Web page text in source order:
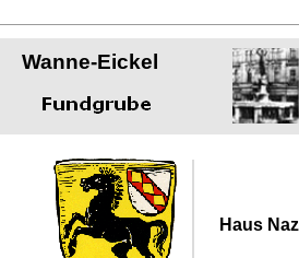
Haus
Wanne-Eickel